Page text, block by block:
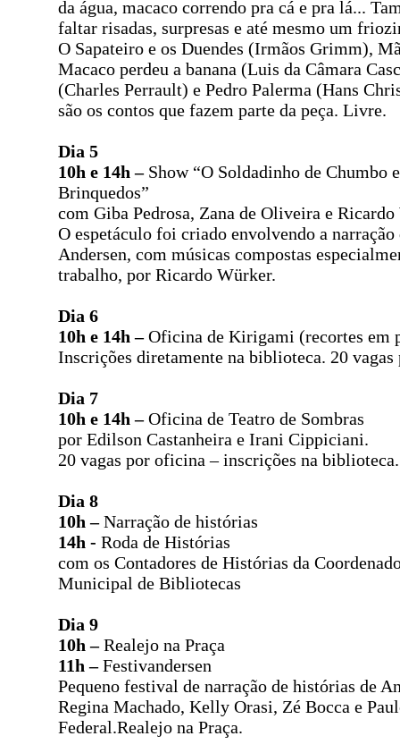
da água, macaco correndo pra cá e pra lá...
faltar risadas, surpresas e até mesmo um
O Sapateiro e os Duendes (Irmãos Grimm),
Macaco perdeu a banana (Luis da Câmara
(Charles Perrault) e Pedro Palerma (Hans
são os contos que fazem parte da peça. Livre.
Dia 5
10h e 14h –Show “O Soldadinho de Chumbo
Brinquedos”
com Giba Pedrosa, Zana de Oliveira e
O espetáculo foi criado envolvendo a
Andersen, com músicas compostas
trabalho, por Ricardo Würker.
Dia 6
10h e 14h –Oficina de Kirigami (recortes em
Inscrições diretamente na biblioteca. 20
Dia 7
10h e 14h –Oficina de Teatro de Sombras
por Edilson Castanheira e Irani Cippiciani.
20 vagas por oficina – inscrições na biblioteca.
Dia 8
10h –Narração de histórias
14h - Roda de Histórias
com os Contadores de Histórias da
Municipal de Bibliotecas
Dia 9
10h –Realejo na Praça
11h –Festivandersen
Pequeno festival de narração de histórias de
Regina Machado, Kelly Orasi, Zé Bocca e
Federal.Realejo na Praça.